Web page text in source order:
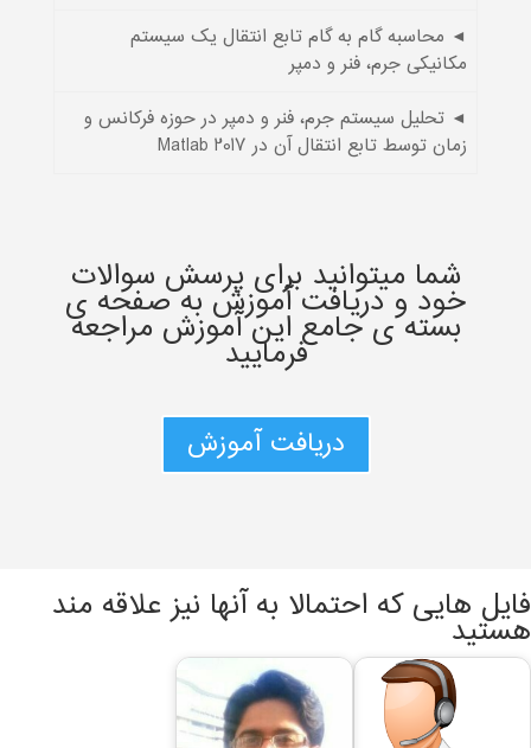
◄ محاسبه گام به گام تابع انتقال یک سیستم
مکانیکی جرم، فنر و دمپر
◄ تحلیل سیستم جرم، فنر و دمپر در حوزه فرکانس و
زمان توسط تابع انتقال آن در Matlab 2017
شما میتوانید برای پرسش سوالات
خود و دریافت آموزش به صفحه ی
بسته ی جامع این آموزش مراجعه
فرمایید
دریافت آموزش
فایل هایی که احتمالا به آنها نیز علاقه مند
هستید